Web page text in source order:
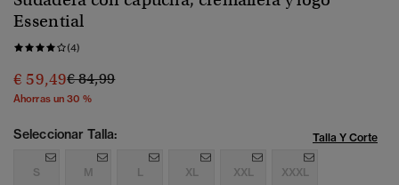
Essential
(4)
€ 59,49Precio rebajado de
€ 84,99a
Ahorras un 30 %
Seleccionar Talla: Talla Y Corte
S M L XL XXL XXXL